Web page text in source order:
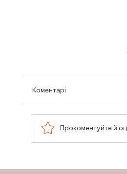
Коментарі
Прокоментуйте й